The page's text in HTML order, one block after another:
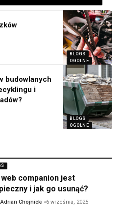
BLOGS
OGOLNE
BLOGS
OGOLNE
budowlanych
i
web companion jest
i jak go usunąć?
Adrian Chojnicki 6 września, 2025